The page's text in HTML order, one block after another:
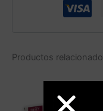
Productos